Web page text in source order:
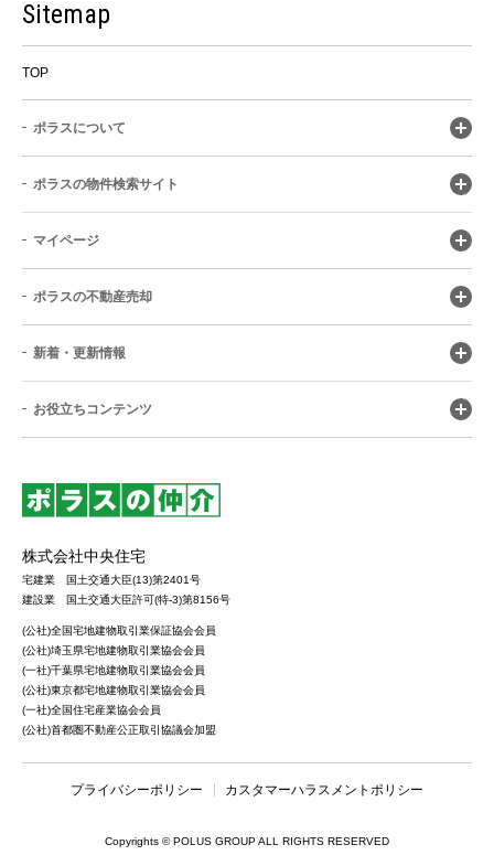
Sitemap
TOP
ポラスについて
ポラスの物件検索サイト
マイページ
ポラスの不動産売却
新着・更新情報
お役立ちコンテンツ
株式会社中央住宅
宅建業 国土交通大臣(13)第2401号
建設業 国土交通大臣許可(特-3)第8156号
(公社)全国宅地建物取引業保証協会会員
(公社)埼玉県宅地建物取引業協会会員
(一社)千葉県宅地建物取引業協会会員
(公社)東京都宅地建物取引業協会会員
(一社)全国住宅産業協会会員
(公社)首都圏不動産公正取引協議会加盟
プライバシーポリシー カスタマーハラスメントポリシー
Copyrights © POLUS GROUP ALL RIGHTS RESERVED